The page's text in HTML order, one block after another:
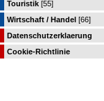
Touristik [55]
Wirtschaft / Handel [66]
Datenschutzerklaerung
Cookie-Richtlinie